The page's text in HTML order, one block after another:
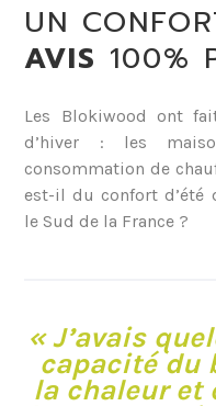
UN
AVIS 100%
Les Blokiwood ont
d’hiver : les
consommation de
est-il du confort d’été
le Sud de la France ?
« J’avais
capacité du
la chaleur et